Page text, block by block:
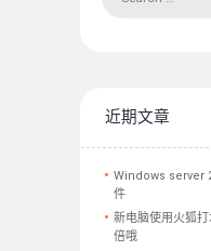
近期文章
Windows server
件
新电脑使用火狐
倍哦